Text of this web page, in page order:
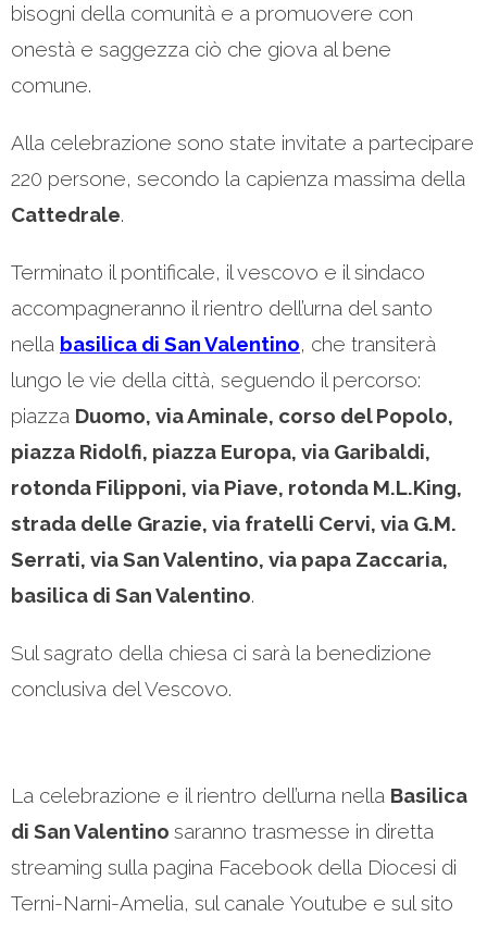
bisogni della comunità e a promuovere con
onestà e saggezza ciò che giova al bene
comune.
Alla celebrazione sono state invitate a partecipare
220 persone, secondo la capienza massima della
Cattedrale.
Terminato il pontificale, il vescovo e il sindaco
accompagneranno il rientro dell’urna del santo
nella basilica di San Valentino, che transiterà
lungo le vie della città, seguendo il percorso:
piazza Duomo, via Aminale, corso del Popolo,
piazza Ridolfi, piazza Europa, via Garibaldi,
rotonda Filipponi, via Piave, rotonda M.L.King,
strada delle Grazie, via fratelli Cervi, via G.M.
Serrati, via San Valentino, via papa Zaccaria,
basilica di San Valentino.
Sul sagrato della chiesa ci sarà la benedizione
conclusiva del Vescovo.
La celebrazione e il rientro dell’urna nella Basilica
di San Valentino saranno trasmesse in diretta
streaming sulla pagina Facebook della Diocesi di
Terni-Narni-Amelia, sul canale Youtube e sul sito